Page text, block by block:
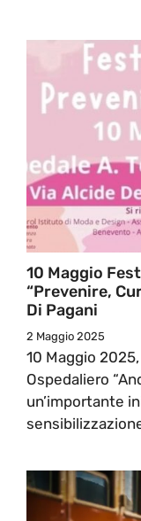
10 Maggio
“Prevenire,
Di Pagani
2 Maggio 2025
10 Maggio
Ospedaliero
un’importante